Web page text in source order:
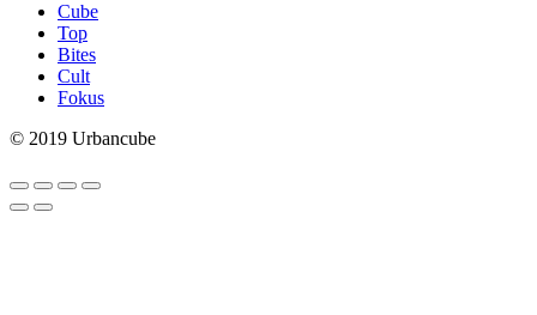
Cube
Top
Bites
Cult
Fokus
© 2019 Urbancube